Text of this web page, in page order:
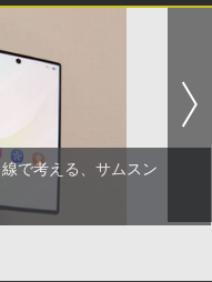
で考える、サムスン